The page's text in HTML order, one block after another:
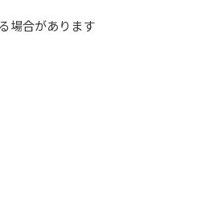
場合があります